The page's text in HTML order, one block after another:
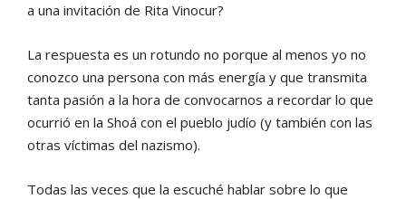
a una invitación de Rita Vinocur?
La respuesta es un rotundo no porque al menos yo no
conozco una persona con más energía y que transmita
tanta pasión a la hora de convocarnos a recordar lo que
ocurrió en la Shoá con el pueblo judío (y también con las
otras víctimas del nazismo).
Todas las veces que la escuché hablar sobre lo que